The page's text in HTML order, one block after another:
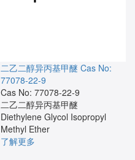
二乙二醇异丙基甲醚 Cas No:
77078-22-9
Cas No: 77078-22-9
二乙二醇异丙基甲醚
Diethylene Glycol Isopropyl
Methyl Ether
了解更多